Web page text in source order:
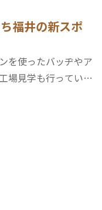
福井の新スポ
を使ったバッヂやア
場見学も行ってい